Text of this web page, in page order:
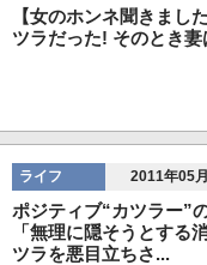
【女のホンネ聞きまし
ツラだった! そのとき妻
ライフ 2011年05
ポジティブ“カツラー”
「無理に隠そうとする
ツラを悪目立ちさ...